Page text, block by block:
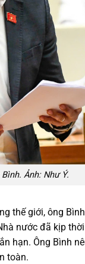
Ảnh: Như Ý.
thế giới, ông
nước đã kịp
hạn. Ông Bình
toàn.